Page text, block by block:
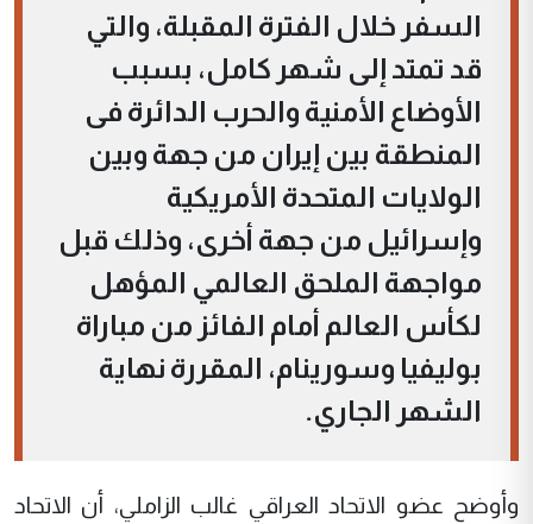
السفر خلال الفترة المقبلة، والتي
قد تمتد إلى شهر كامل، بسبب
الأوضاع الأمنية والحرب الدائرة فى
المنطقة بين إيران من جهة وبين
الولايات المتحدة الأمريكية
وإسرائيل من جهة أخرى، وذلك قبل
مواجهة الملحق العالمي المؤهل
لكأس العالم أمام الفائز من مباراة
بوليفيا وسورينام، المقررة نهاية
الشهر الجاري.
وأوضح عضو الاتحاد العراقي غالب الزاملي، أن الاتحاد